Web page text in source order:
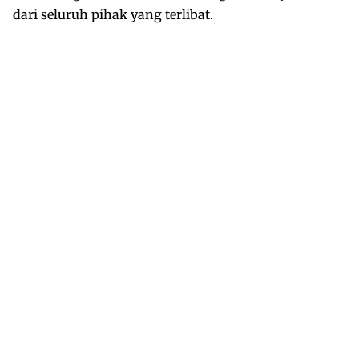
dari seluruh pihak yang terlibat.